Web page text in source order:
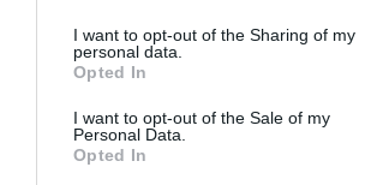
I want to opt-out of the Sharing of my
personal data.
Opted In
I want to opt-out of the Sale of my
Personal Data.
Opted In
Hotel Assarotti
Superbe 8.5